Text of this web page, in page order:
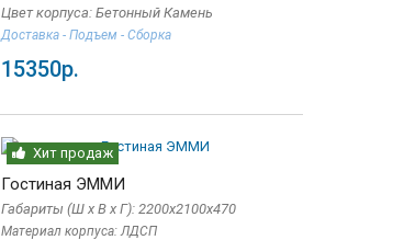
Цвет корпуса: Бетонный Камень
Доставка - Подъем - Сборка
15350р.
Хит продаж
Гостиная ЭММИ
Габариты (Ш x В x Г): 2200х2100х470
Материал корпуса: ЛДСП